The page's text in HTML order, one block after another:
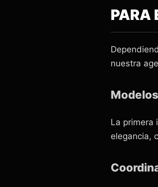
PARA
nuestra
La primera
elegancia,